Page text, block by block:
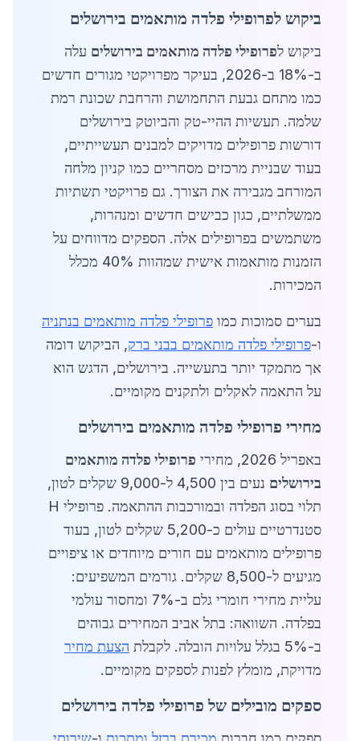
ביקוש לפרופילי פלדה מותאמים בירושלים
ביקוש לפרופילי פלדה מותאמים בירושלים עלה
ב-18% ב-2026, בעיקר מפרויקטי מגורים חדשים
כמו מתחם גבעת התחמושת והרחבת שכונת רמת
שלמה. תעשיות ההיי-טק והביוטק בירושלים
דורשות פרופילים מדויקים למבנים תעשייתיים,
בעוד שבניית מרכזים מסחריים כמו קניון מלחה
המורחב מגבירה את הצורך. גם פרויקטי תשתיות
ממשלתיים, כגון כבישים חדשים ומנהרות,
משתמשים בפרופילים אלה. הספקים מדווחים על
הזמנות מותאמות אישית שמהוות 40% מכלל
המכירות.
בערים סמוכות כמו פרופילי פלדה מותאמים בנתניה
ו-פרופילי פלדה מותאמים בבני ברק, הביקוש דומה
אך מתמקד יותר בתעשייה. בירושלים, הדגש הוא
על התאמה לאקלים ולתקנים מקומיים.
מחירי פרופילי פלדה מותאמים בירושלים
באפריל 2026, מחירי
פרופילי פלדה מותאמים
בירושלים
נעים בין 4,500 ל-9,000 שקלים לטון,
תלוי בסוג הפלדה ובמורכבות ההתאמה. פרופילי H
סטנדרטיים עולים כ-5,200 שקלים לטון, בעוד
פרופילים מותאמים עם חורים מיוחדים או ציפויים
מגיעים ל-8,500 שקלים. גורמים המשפיעים:
עליית מחירי חומרי גלם ב-7% ומחסור עולמי
בפלדה. השוואה: בתל אביב המחירים גבוהים
ב-5% בגלל עלויות הובלה. לקבלת
הצעת מחיר
מדויקת, מומלץ לפנות לספקים מקומיים.
ספקים מובילים של פרופילי פלדה בירושלים